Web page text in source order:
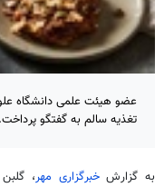
عضو هیئت علمی دانشگاه
تغذیه سالم به گفتگو پرداخت.
به گزارشخبرگزاری مهر، گلبن